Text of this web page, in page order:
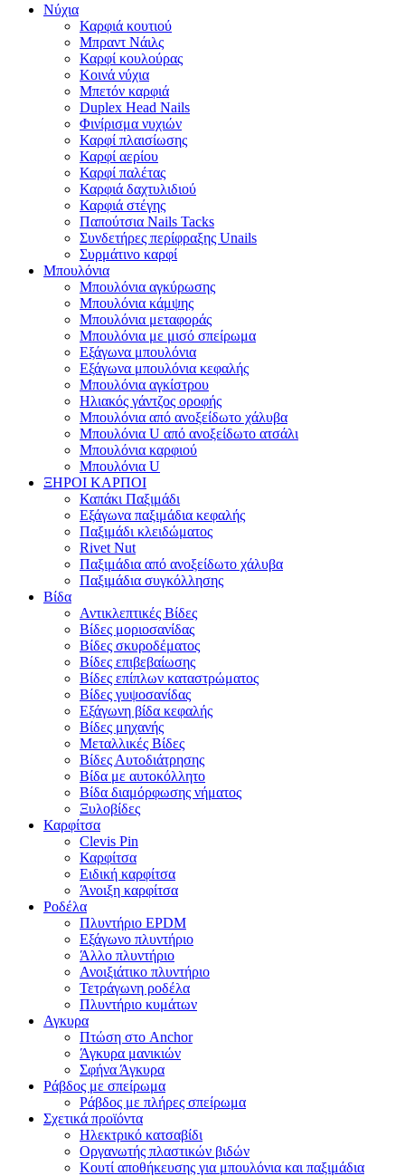
Νύχια
Καρφιά κουτιού
Μπραντ Νάιλς
Καρφί κουλούρας
Κοινά νύχια
Μπετόν καρφιά
Duplex Head Nails
Φινίρισμα νυχιών
Καρφί πλαισίωσης
Καρφί αερίου
Καρφί παλέτας
Καρφιά δαχτυλιδιού
Καρφιά στέγης
Παπούτσια Nails Tacks
Συνδετήρες περίφραξης Unails
Συρμάτινο καρφί
Μπουλόνια
Μπουλόνια αγκύρωσης
Μπουλόνια κάμψης
Μπουλόνια μεταφοράς
Μπουλόνια με μισό σπείρωμα
Εξάγωνα μπουλόνια
Εξάγωνα μπουλόνια κεφαλής
Μπουλόνια αγκίστρου
Ηλιακός γάντζος οροφής
Μπουλόνια από ανοξείδωτο χάλυβα
Μπουλόνια U από ανοξείδωτο ατσάλι
Μπουλόνια καρφιού
Μπουλόνια U
ΞΗΡΟΙ ΚΑΡΠΟΙ
Καπάκι Παξιμάδι
Εξάγωνα παξιμάδια κεφαλής
Παξιμάδι κλειδώματος
Rivet Nut
Παξιμάδια από ανοξείδωτο χάλυβα
Παξιμάδια συγκόλλησης
Βίδα
Αντικλεπτικές Βίδες
Βίδες μοριοσανίδας
Βίδες σκυροδέματος
Βίδες επιβεβαίωσης
Βίδες επίπλων καταστρώματος
Βίδες γυψοσανίδας
Εξάγωνη βίδα κεφαλής
Βίδες μηχανής
Μεταλλικές Βίδες
Βίδες Αυτοδιάτρησης
Βίδα με αυτοκόλλητο
Βίδα διαμόρφωσης νήματος
Ξυλοβίδες
Καρφίτσα
Clevis Pin
Καρφίτσα
Ειδική καρφίτσα
Άνοιξη καρφίτσα
Ροδέλα
Πλυντήριο EPDM
Εξάγωνο πλυντήριο
Άλλο πλυντήριο
Ανοιξιάτικο πλυντήριο
Τετράγωνη ροδέλα
Πλυντήριο κυμάτων
Αγκυρα
Πτώση στο Anchor
Άγκυρα μανικιών
Σφήνα Άγκυρα
Ράβδος με σπείρωμα
Ράβδος με πλήρες σπείρωμα
Σχετικά προϊόντα
Ηλεκτρικό κατσαβίδι
Οργανωτής πλαστικών βιδών
Κουτί αποθήκευσης για μπουλόνια και παξιμάδια